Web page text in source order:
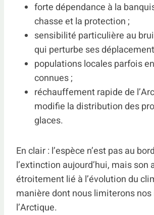
forte dépendance à la
chasse et la protection ;
sensibilité particulière au
qui perturbe ses
populations locales parfois
connues ;
réchauffement rapide de
modifie la distribution des
glaces.
En clair : l’espèce n’est pas au
l’extinction aujourd’hui, mais son
étroitement lié à l’évolution du
manière dont nous limiterons
l’Arctique.